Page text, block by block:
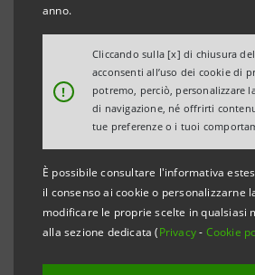
anno.
!
Cliccando sulla [x] di chiusura
acconsenti all’uso dei cookie di
potremo, perciò, personalizzare
di navigazione, né offrirti
tue preferenze o i tuoi
È possibile consultare l'informativa
il consenso ai cookie o personalizzarne
modificare le proprie scelte in qualsiasi
alla sezione dedicata (Privacy- Cookie
I NUOVI APPUNTAMENTI DI
LESTARDI X
8live performancedei
italiane con il nuovolayout